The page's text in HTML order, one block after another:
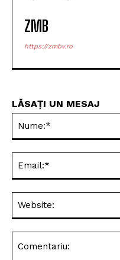
ZMB
https://zmbv.ro
LĂSAȚI UN MESAJ